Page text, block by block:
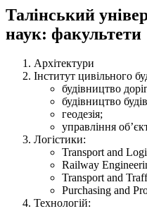
Талінський
наук: факультети
Архітектури
Інститут цивільного
будівництво
будівництво
геодезія;
управління
Логістики:
Transport and
Railway
Transport and
Purchasing and
Технологій: